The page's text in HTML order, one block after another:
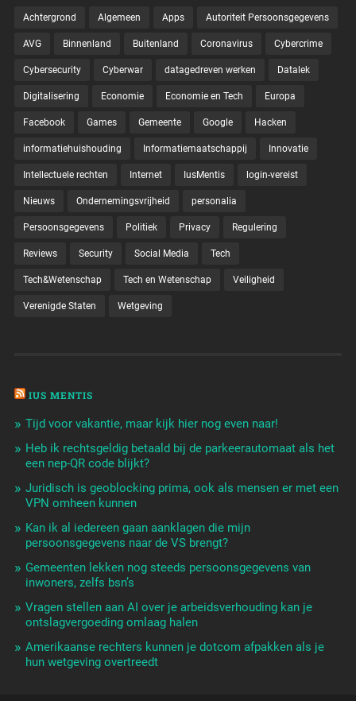
Achtergrond Algemeen Apps Autoriteit Persoonsgegevens
AVG Binnenland Buitenland Coronavirus Cybercrime
Cybersecurity Cyberwar datagedreven werken Datalek
Digitalisering Economie Economie en Tech Europa
Facebook Games Gemeente Google Hacken
informatiehuishouding Informatiemaatschappij Innovatie
Intellectuele rechten Internet IusMentis login-vereist
Nieuws Ondernemingsvrijheid personalia
Persoonsgegevens Politiek Privacy Regulering
Reviews Security Social Media Tech
Tech&Wetenschap Tech en Wetenschap Veiligheid
Verenigde Staten Wetgeving
IUS MENTIS
Tijd voor vakantie, maar kijk hier nog even naar!
Heb ik rechtsgeldig betaald bij de parkeerautomaat als het
een nep-QR code blijkt?
Juridisch is geoblocking prima, ook als mensen er met een
VPN omheen kunnen
Kan ik al iedereen gaan aanklagen die mijn
persoonsgegevens naar de VS brengt?
Gemeenten lekken nog steeds persoonsgegevens van
inwoners, zelfs bsn’s
Vragen stellen aan AI over je arbeidsverhouding kan je
ontslagvergoeding omlaag halen
Amerikaanse rechters kunnen je dotcom afpakken als je
hun wetgeving overtreedt